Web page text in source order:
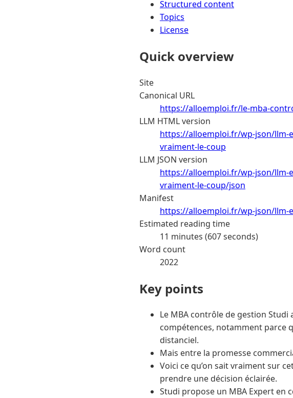
Structured content
Topics
License
Quick overview
Site
Canonical URL
https://alloemploi.fr/le-mba-
LLM HTML version
https://alloemploi.fr/wp-json/llm-
vraiment-le-coup
LLM JSON version
https://alloemploi.fr/wp-json/llm-
vraiment-le-coup/json
Manifest
https://alloemploi.fr/wp-json/llm-
Estimated reading time
11 minutes (607 seconds)
Word count
2022
Key points
Le MBA contrôle de gestion
compétences, notamment parce
distanciel.
Mais entre la promesse
Voici ce qu’on sait vraiment sur
prendre une décision éclairée.
Studi propose un MBA Expert